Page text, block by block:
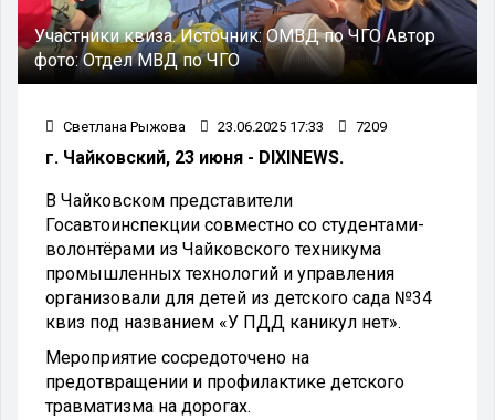
Участники квиза.Источник:ОМВД по ЧГОАвтор
фото:Отдел МВД по ЧГО
Светлана Рыжова 23.06.2025 17:33 7209
г. Чайковский, 23 июня - DIXINEWS.
В Чайковском представители
Госавтоинспекции совместно со студентами-
волонтёрами из Чайковского техникума
промышленных технологий и управления
организовали для детей из детского сада №34
квиз под названием «У ПДД каникул нет».
Мероприятие сосредоточено на
предотвращении и профилактике детского
травматизма на дорогах.